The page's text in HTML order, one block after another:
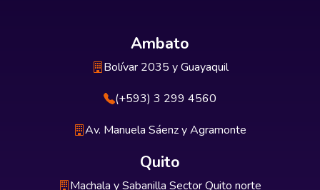
Ambato
Bolívar 2035 y Guayaquil
(+593) 3 299 4560
Av. Manuela Sáenz y Agramonte
Quito
Machala y Sabanilla Sector Quito norte